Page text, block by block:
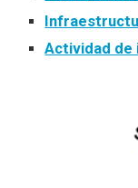
Actividad de